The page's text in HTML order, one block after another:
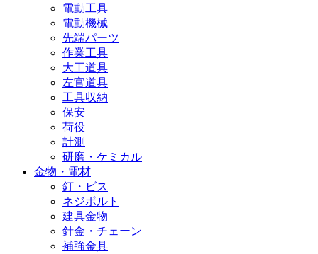
電動工具
電動機械
先端パーツ
作業工具
大工道具
左官道具
工具収納
保安
荷役
計測
研磨・ケミカル
金物・電材
釘・ビス
ネジボルト
建具金物
針金・チェーン
補強金具